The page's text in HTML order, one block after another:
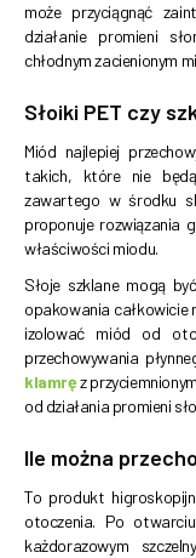
może przyciągnąć
działanie promieni
chłodnym zacienionym
Słoiki PET czy
Miód najlepiej
takich, które nie
zawartego w środku
proponuje rozwiązania
właściwości miodu.
Słoje szklane mogą
opakowania całkowicie
izolować miód od
przechowywania
klamręz
od działania promieni
Ile można
To produkt
otoczenia. Po
każdorazowym